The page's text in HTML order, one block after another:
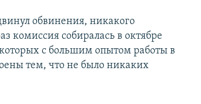
обвинения, никакого
комиссия собиралась в октябре
с большим опытом работы в
тем, что не было никаких